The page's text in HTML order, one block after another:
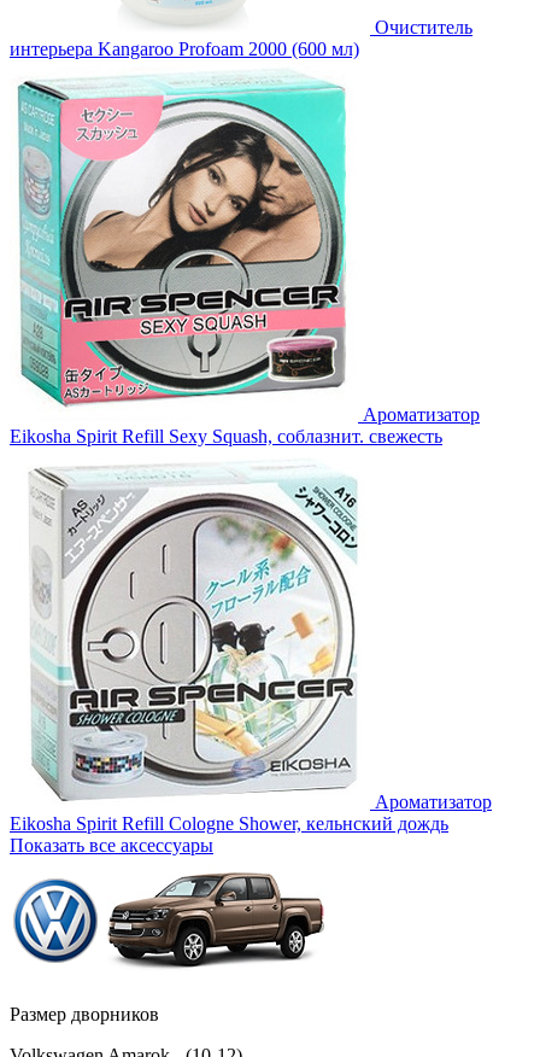
Очиститель
интерьера Kangaroo Profoam 2000 (600 мл)
Ароматизатор
Eikosha Spirit Refill Sexy Squash, соблазнит. свежесть
Ароматизатор
Eikosha Spirit Refill Cologne Shower, кельнский дождь
Показать все аксессуары
Размер дворников